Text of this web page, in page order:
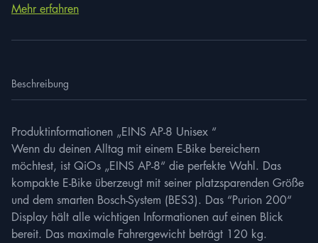
Mehr erfahren
Beschreibung
Produktinformationen „EINS AP-8 Unisex “
Wenn du deinen Alltag mit einem E-Bike bereichern
möchtest, ist QiOs „EINS AP-8“ die perfekte Wahl. Das
kompakte E-Bike überzeugt mit seiner platzsparenden Größe
und dem smarten Bosch-System (BES3). Das “Purion 200“
Display hält alle wichtigen Informationen auf einen Blick
bereit. Das maximale Fahrergewicht beträgt 120 kg.